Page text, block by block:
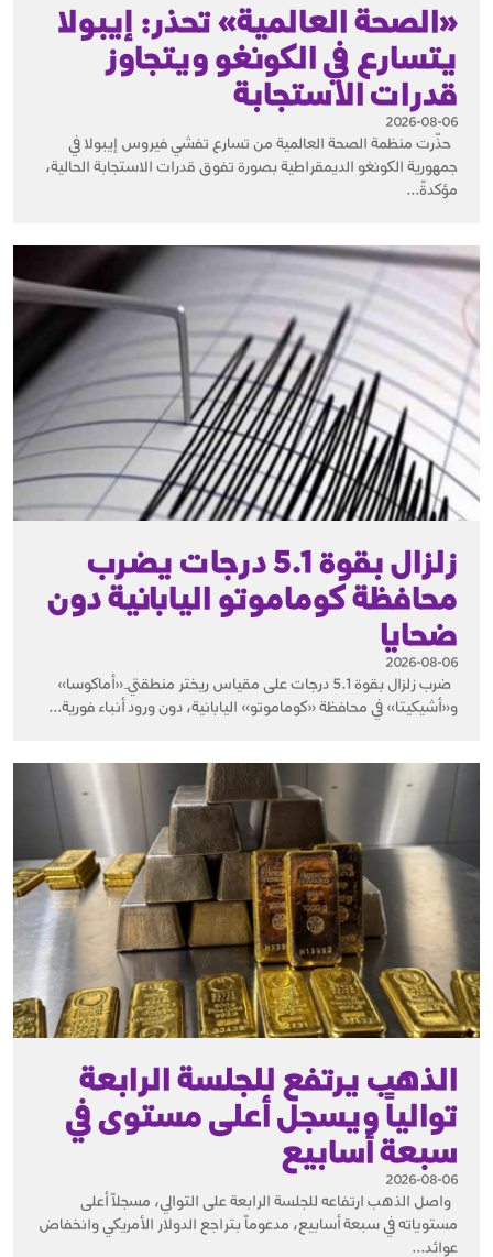
«الصحة العالمية» تحذر: إيبولا
يتسارع في الكونغو ويتجاوز
قدرات الاستجابة
2026-08-06
حذّرت منظمة الصحة العالمية من تسارع تفشي فيروس إيبولا في
جمهورية الكونغو الديمقراطية بصورة تفوق قدرات الاستجابة الحالية،
مؤكدةً...
زلزال بقوة 5.1 درجات يضرب
محافظة كوماموتو اليابانية دون
ضحايا
2026-08-06
ضرب زلزال بقوة 5.1 درجات على مقياس ريختر منطقتَي «أماكوسا»
و«أشيكيتا» في محافظة «كوماموتو» اليابانية، دون ورود أنباء فورية...
الذهب يرتفع للجلسة الرابعة
توالياً ويسجل أعلى مستوى في
سبعة أسابيع
2026-08-06
واصل الذهب ارتفاعه للجلسة الرابعة على التوالي، مسجلاً أعلى
مستوياته في سبعة أسابيع، مدعوماً بتراجع الدولار الأمريكي وانخفاض
عوائد...